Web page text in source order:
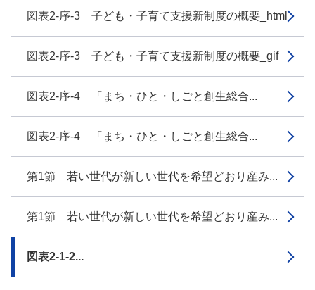
図表2-序-3 子ども・子育て支援新制度の概要_html
図表2-序-3 子ども・子育て支援新制度の概要_gif
図表2-序-4 「まち・ひと・しごと創生総合...
図表2-序-4 「まち・ひと・しごと創生総合...
第1節 若い世代が新しい世代を希望どおり産み...
第1節 若い世代が新しい世代を希望どおり産み...
図表2-1-2...